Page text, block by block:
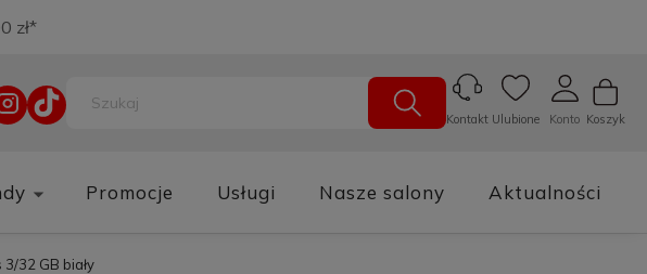
zł*
Koszyk
Konto
Ulubione
Kontakt
Promocje Usługi Nasze salony Aktualności
32 GB biały